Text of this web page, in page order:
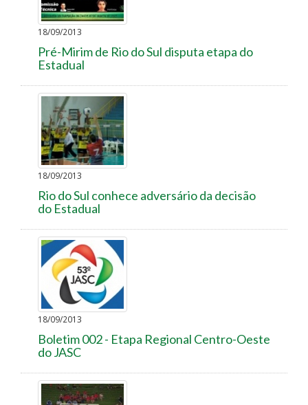
18/09/2013
Pré-Mirim de Rio do Sul disputa etapa do
Estadual
18/09/2013
Rio do Sul conhece adversário da decisão
do Estadual
18/09/2013
Boletim 002 - Etapa Regional Centro-Oeste
do JASC